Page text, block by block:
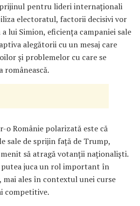
pentru lideri internaționali
electoratul, factorii decisivi vor
lui Simion, eficiența campaniei sale
alegătorii cu un mesaj care
și problemelor cu care se
românească.
o Românie polarizată este că
sale de sprijin față de Trump,
să atragă votanții naționaliști.
putea juca un rol important în
mai ales în contextul unei curse
competitive.